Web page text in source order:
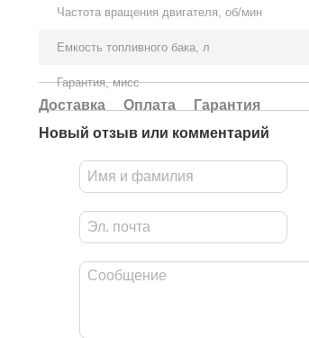
Частота вращения двигателя, об/мин
Емкость топливного бака, л
Гарантия, мисс
Доставка Оплата
Гарантия
Новый отзыв или комментарий